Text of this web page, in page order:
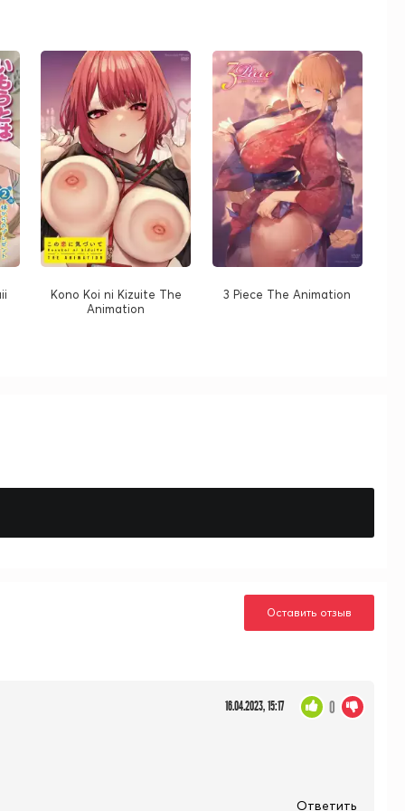
Kono Koi ni Kizuite The
Animation
3 Piece The Animation
Оставить отзыв
16.04.2023, 15:17 0
Ответить